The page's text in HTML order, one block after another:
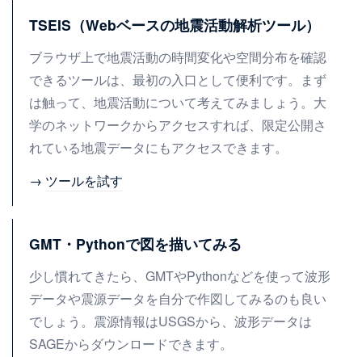
TSEIS（Webベースの地震活動解析ツール）
ブラウザ上で地震活動の時間変化や空間分布を確認
できるツールは、最初の入口として便利です。まず
は触って、地震活動について考えてみましょう。大
学のネットワークからアクセスすれば、限定公開さ
れている地震データにもアクセスできます。
→ ツールを試す
GMT・Pythonで図を描いてみる
少し慣れてきたら、GMTやPythonなどを使って波形
データや震源データを自分で作図してみるのも良い
でしょう。震源情報はUSGSから、波形データは
SAGEからダウンロードできます。